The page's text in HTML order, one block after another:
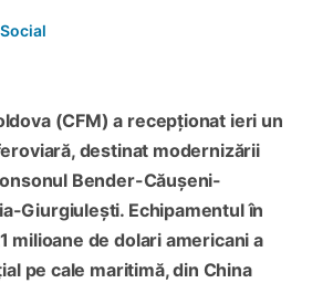
(CFM) a recepționat ieri un
destinat modernizării
Bender-Căușeni-
Giurgiulești. Echipamentul în
milioane de dolari americani a
pe cale maritimă, din China